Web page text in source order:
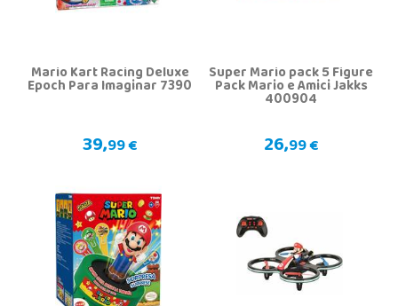
Mario Kart Racing Deluxe
Epoch Para Imaginar 7390
39,99 €
Super Mario pack 5 Figure
Pack Mario e Amici Jakks
400904
26,99 €